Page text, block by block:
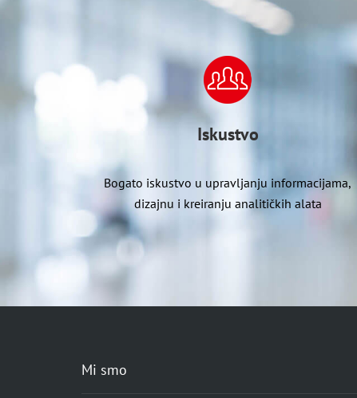
Iskustvo
Bogato iskustvo u upravljanju informacijama,
dizajnu i kreiranju analitičkih alata
Mi smo